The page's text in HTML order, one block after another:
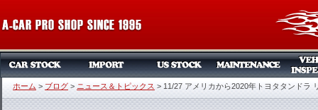
ホーム > ブログ > ニュース＆トピックス > 11/27 アメリカから2020年トヨタタンドラ